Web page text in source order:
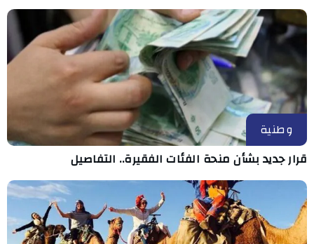
وطنية
قرار جديد بشأن منحة الفئات الفقيرة.. التفاصيل